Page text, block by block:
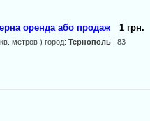
оренда або продаж 1 грн.
метров ) город:Тернополь | 83